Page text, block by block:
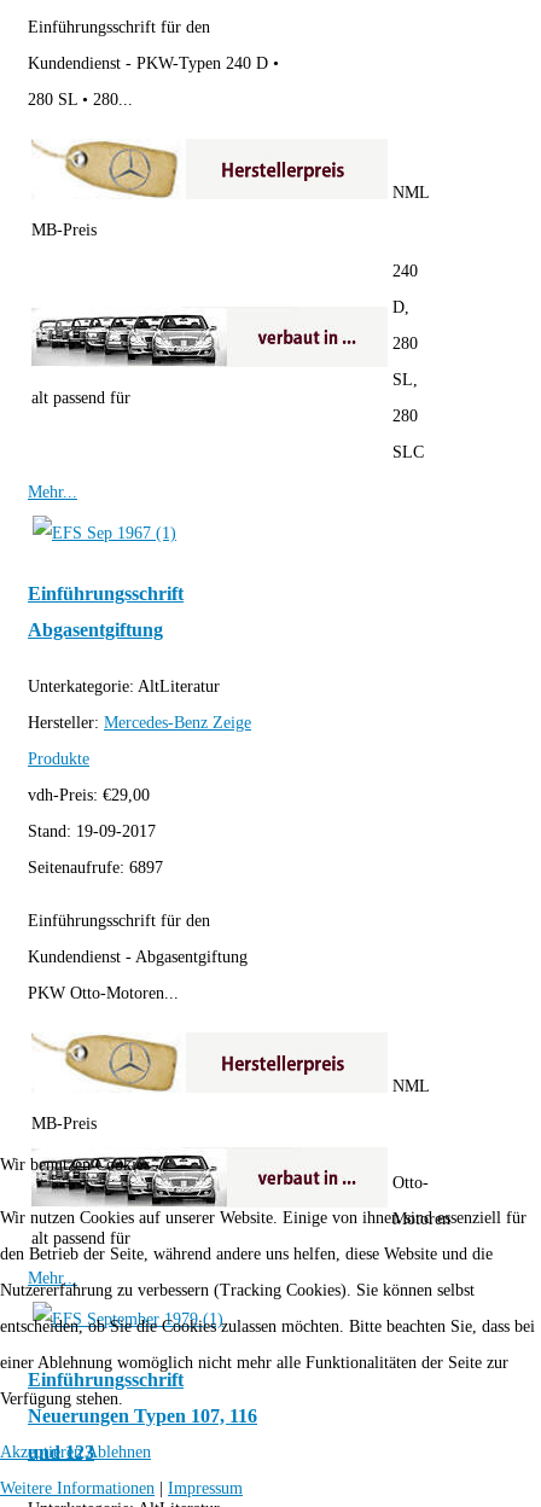
Einführungsschrift für den
Kundendienst - PKW-Typen 240 D •
280 SL • 280...
MB-Preis
NML
alt passend für
240
D,
280
SL,
280
SLC
Mehr...
Einführungsschrift
Abgasentgiftung
Unterkategorie: AltLiteratur
Hersteller: Mercedes-Benz Zeige
Produkte
vdh-Preis: €29,00
Stand: 19-09-2017
Seitenaufrufe: 6897
Einführungsschrift für den
Kundendienst - Abgasentgiftung
PKW Otto-Motoren...
MB-Preis
NML
alt passend für
Otto-
Motoren
Mehr...
Einführungsschrift
Neuerungen Typen 107, 116
und 123
Wir benutzen Cookies
Wir nutzen Cookies auf unserer Website. Einige von ihnen sind essenziell für
den Betrieb der Seite, während andere uns helfen, diese Website und die
Nutzererfahrung zu verbessern (Tracking Cookies). Sie können selbst
entscheiden, ob Sie die Cookies zulassen möchten. Bitte beachten Sie, dass bei
einer Ablehnung womöglich nicht mehr alle Funktionalitäten der Seite zur
Verfügung stehen.
Akzeptieren Ablehnen
Weitere Informationen
Impressum